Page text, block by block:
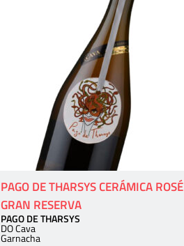
PAGO DE THARSYS CERÁMICA ROSÉ
GRAN RESERVA
PAGO DE THARSYS
DO Cava
Garnacha